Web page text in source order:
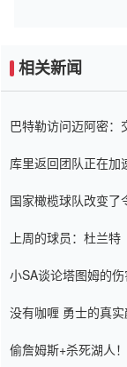
相关新闻
巴特勒访问迈阿密：
库里返回团队正在加
国家橄榄球队改变了
上周的球员：杜兰特
小SA谈论塔图姆的
没有咖喱 勇士的真
偷詹姆斯+杀死湖人